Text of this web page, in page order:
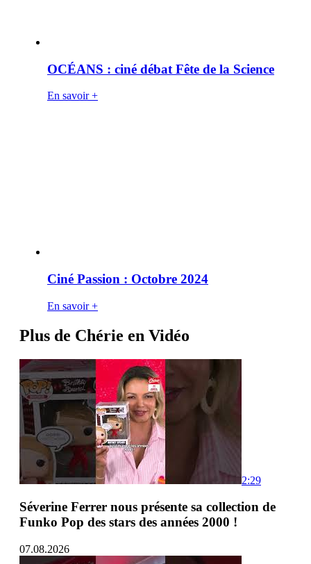
OCÉANS : ciné débat Fête de la Science
En savoir +
Ciné Passion : Octobre 2024
En savoir +
Plus de Chérie en Vidéo
2:29
Séverine Ferrer nous présente sa collection de
Funko Pop des stars des années 2000 !
07.08.2026